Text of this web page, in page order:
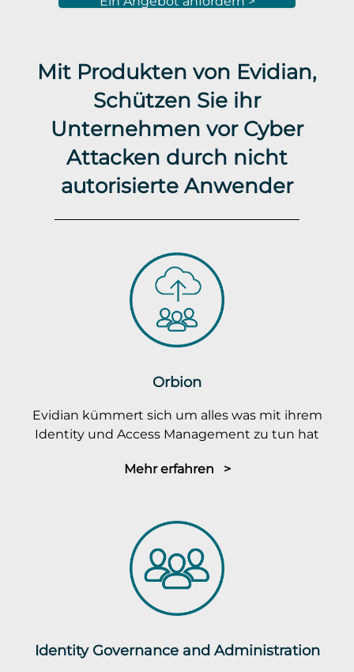
Mit Produkten von Evidian,
Schützen Sie ihr
Unternehmen vor Cyber
Attacken durch nicht
autorisierte Anwender
Orbion
Evidian kümmert sich um alles was mit ihrem
Identity und Access Management zu tun hat
Mehr erfahren >
Identity Governance and Administration